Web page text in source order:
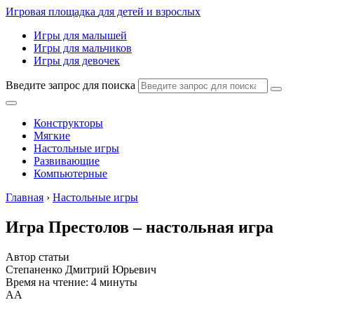
Игровая площадка для детей и взрослых
Игры для малышей
Игры для мальчиков
Игры для девочек
Введите запрос для поиска
Конструкторы
Мягкие
Настольные игры
Развивающие
Компьютерные
Главная › Настольные игры
Игра Престолов – настольная игра
Автор статьи
Степаненко Дмитрий Юрьевич
Время на чтение: 4 минуты
АА